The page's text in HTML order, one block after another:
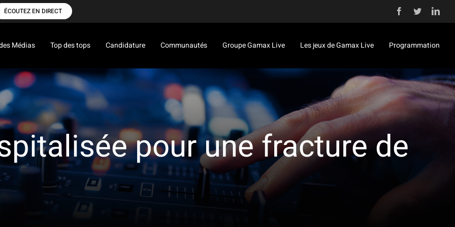
ÉCOUTEZ EN DIRECT Facebook
Twitter
Médias Top des tops Candidature Communautés Groupe Gamax Live Les jeux de Gamax Live Programmation
pour une fracture de